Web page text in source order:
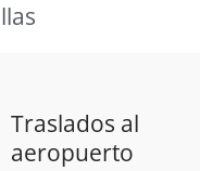
Traslados al
aeropuerto